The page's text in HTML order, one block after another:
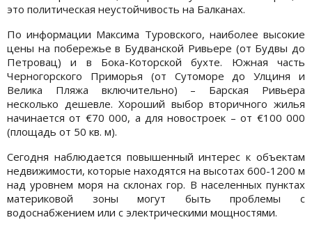
это политическая неустойчивость на Балканах.
По информации Максима Туровского, наиболее высокие
цены на побережье в Будванской Ривьере (от Будвы до
Петровац) и в Бока-Которской бухте. Южная часть
Черногорского Приморья (от Cутоморе до Улциня и
Велика Пляжа включительно) – Барская Ривьера
несколько дешевле. Хороший выбор вторичного жилья
начинается от €70 000, а для новостроек – от €100 000
(площадь от 50 кв. м).
Сегодня наблюдается повышенный интерес к объектам
недвижимости, которые находятся на высотах 600-1200 м
над уровнем моря на склонах гор. В населенных пунктах
материковой зоны могут быть проблемы с
водоснабжением или с электрическими мощностями.